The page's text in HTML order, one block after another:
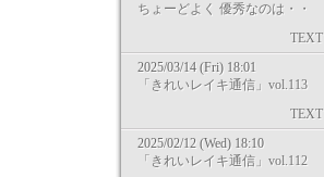
ちょーどよく 優秀なのは・・
TEXT
2025/03/14 (Fri) 18:01
「きれいレイキ通信」vol.113
TEXT
2025/02/12 (Wed) 18:10
「きれいレイキ通信」vol.112